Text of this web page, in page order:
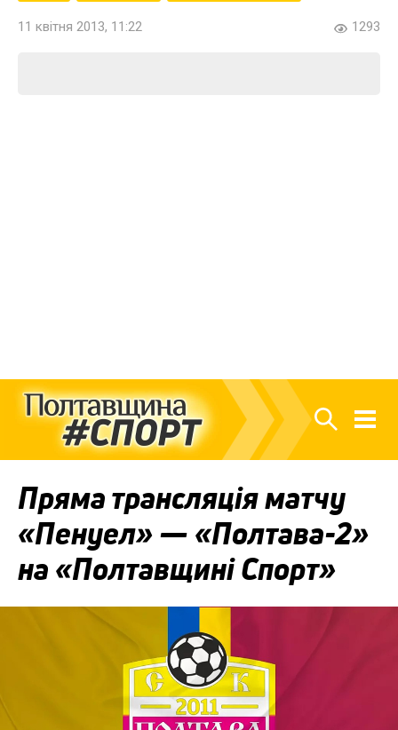
11 квітня 2013, 11:22 1293
Пряма трансляція матчу
«Пенуел» — «Полтава-2»
на «Полтавщині Спорт»